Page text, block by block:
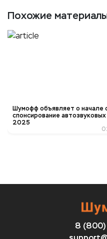
Похожие
Шумофф объявляет о начале
спонсирование
2025
8 (800)